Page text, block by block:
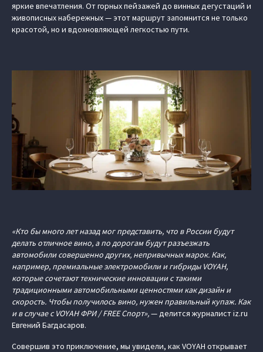
яркие впечатления. От горных пейзажей до винных дегустаций и
живописных набережных — этот маршрут запомнится не только
красотой, но и вдохновляющей легкостью пути.
«Кто бы много лет назад мог представить, что в России будут
делать отличное вино, а по дорогам будут разъезжать
автомобили совершенно других, непривычных марок. Как,
например, премиальные электромобили и гибриды VOYAH,
которые сочетают технические инновации с такими
традиционными автомобильными ценностями как дизайн и
скорость. Чтобы получилось вино, нужен правильный купаж. Как
и в случае с VOYAH ФРИ / FREE Спорт»,— делится журналист iz.ru
Евгений Багдасаров.
Совершив это приключение, мы увидели, как VOYAH открывает